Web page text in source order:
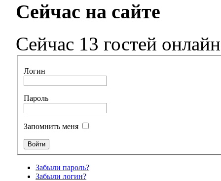
Сейчас на сайте
Сейчас 13 гостей онлайн
Логин
Пароль
Запомнить меня
Забыли пароль?
Забыли логин?